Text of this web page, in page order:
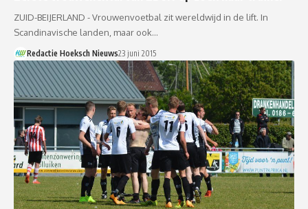
ZUID-BEIJERLAND - Vrouwenvoetbal zit wereldwijd in de lift. In
Scandinavische landen, maar ook…
Redactie Hoeksch Nieuws23 juni 2015